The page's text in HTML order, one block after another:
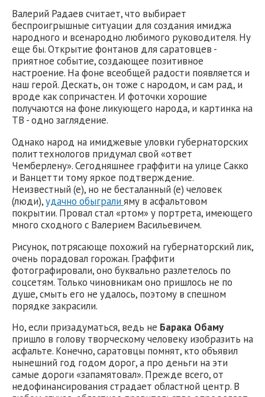
Валерий Радаев считает, что выбирает
беспроигрышные ситуации для создания имиджа
народного и всенародно любимого руководителя. Ну
еще бы. Открытие фонтанов для саратовцев -
приятное событие, создающее позитивное
настроение. На фоне всеобщей радости появляется и
наш герой. Дескать, он тоже с народом, и сам рад, и
вроде как сопричастен. И фоточки хорошие
получаются на фоне ликующего народа, и картинка на
ТВ - одно заглядение.
Однако народ на имиджевые уловки губернаторских
политтехнологов придумал свой «ответ
Чемберлену». Сегодняшнее граффити на улице Сакко
и Ванцетти тому яркое подтверждение.
Неизвестный (е), но не бесталанный (е) человек
(люди),удачно обыграли яму в асфальтовом
покрытии. Провал стал «ртом» у портрета, имеющего
много сходного с Валерием Васильевичем.
Рисунок, потрясающе похожий на губернаторский лик,
очень порадовал горожан. Граффити
фотографировали, оно буквально разлетелось по
соцсетям. Только чиновникам оно пришлось не по
душе, смыть его не удалось, поэтому в спешном
порядке закрасили.
Но, если призадуматься, ведь не Барака Обаму
пришло в голову творческому человеку изобразить на
асфальте. Конечно, саратовцы помнят, кто объявил
нынешний год годом дорог, а про деньги на эти
самые дороги «запамятовал». Прежде всего, от
недофинансирования страдает областной центр. В